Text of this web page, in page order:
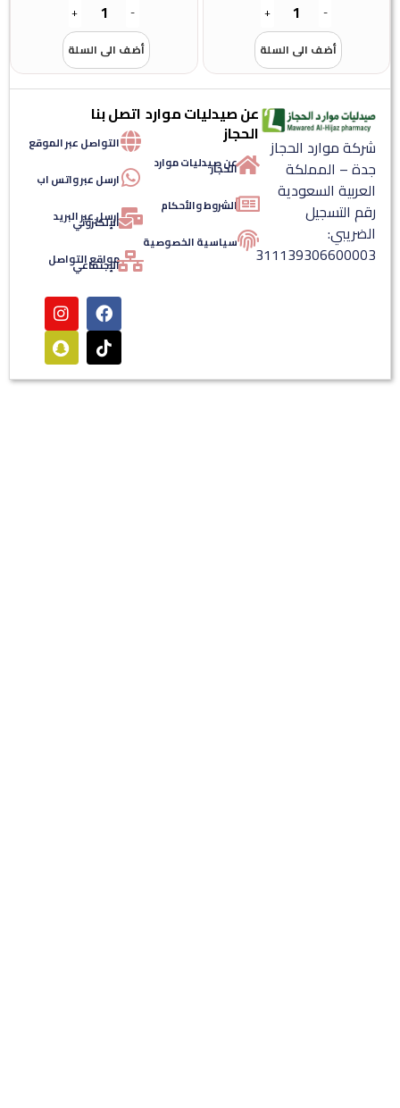
+
أضف الى السلة
+
أضف الى السلة
موارد الحجاز
– المملكة
السعودية
التسجيل
عن صيدليات موارد
الحجاز
عن صيدليات موارد
الحجاز
الشروط والأحكام
سياسية الخصوصية
اتصل بنا
التواصل عبر الموقع
ارسل عبر واتس اب
ارسل عبر البريد
الإلكتروني
مواقع التواصل
الإجتماعي